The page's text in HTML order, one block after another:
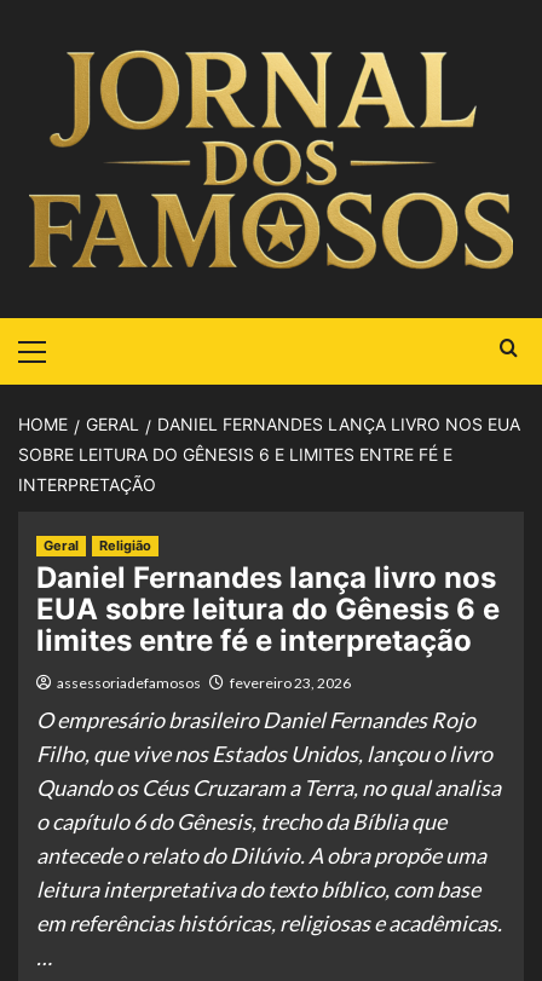
HOME GERAL
DANIEL FERNANDES LANÇA LIVRO NOS EUA
SOBRE LEITURA DO GÊNESIS 6 E LIMITES ENTRE FÉ E
INTERPRETAÇÃO
Geral Religião
Daniel Fernandes lança livro nos
EUA sobre leitura do Gênesis 6 e
limites entre fé e interpretação
assessoriadefamosos fevereiro 23, 2026
O empresário brasileiro Daniel Fernandes Rojo
Filho, que vive nos Estados Unidos, lançou o livro
Quando os Céus Cruzaram a Terra, no qual analisa
o capítulo 6 do Gênesis, trecho da Bíblia que
antecede o relato do Dilúvio. A obra propõe uma
leitura interpretativa do texto bíblico, com base
em referências históricas, religiosas e acadêmicas.
…